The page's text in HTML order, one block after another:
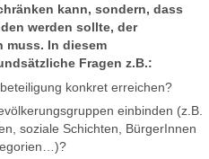
kann, sondern, dass
werden sollte, der
muss. In diesem
Fragen z.B.:
konkret erreichen?
einbinden (z.B.
soziale Schichten, BürgerInnen